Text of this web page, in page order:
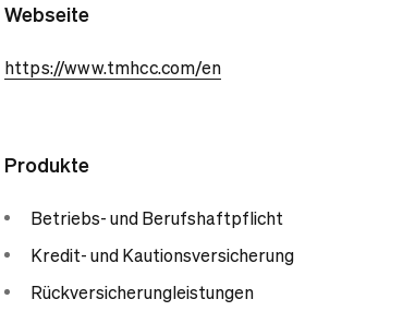
Webseite
https://www.tmhcc.com/en
Produkte
Betriebs- und Berufshaftpflicht
Kredit- und Kautionsversicherung
Rückversicherungleistungen